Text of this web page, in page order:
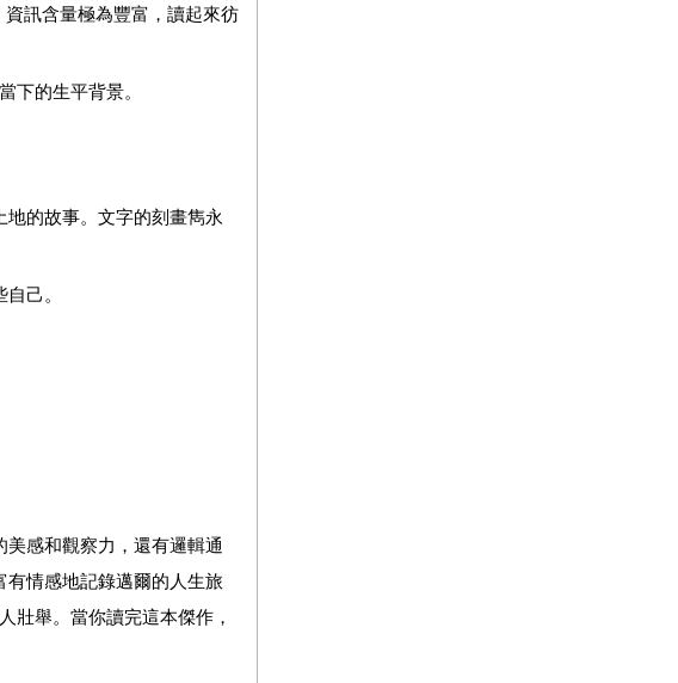
訊含量極為豐富，讀起來彷
下的生平背景。
的故事。文字的刻畫雋永
己。
美感和觀察力，還有邏輯通
情感地記錄邁爾的人生旅
舉。當你讀完這本傑作，